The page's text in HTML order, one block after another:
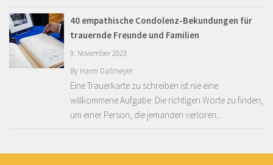
40 empathische Condolenz-Bekundungen für
trauernde Freunde und Familien
9. November 2023
By Harm Dallmeyer
Eine Trauerkarte zu schreiben ist nie eine
willkommene Aufgabe. Die richtigen Worte zu finden,
um einer Person, die jemanden verloren...